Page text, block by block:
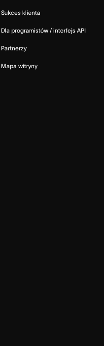
Sukces klienta
Dla programistów / interfejs API
Partnerzy
Mapa witryny